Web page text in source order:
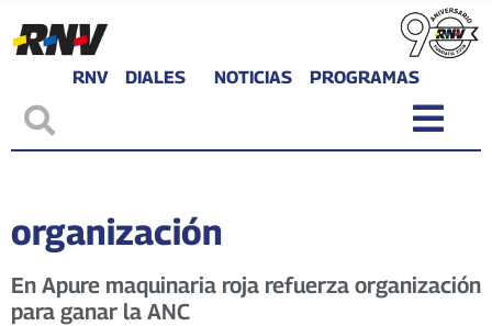
RNV DIALES NOTICIAS PROGRAMAS
organización
En Apure maquinaria roja refuerza organización
para ganar la ANC